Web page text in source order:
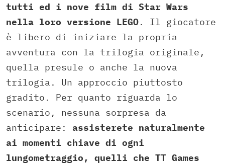
tutti ed i nove film di Star Wars
nella loro versione LEGO. Il giocatore
è libero di iniziare la propria
avventura con la trilogia originale,
quella presule o anche la nuova
trilogia. Un approccio piuttosto
gradito. Per quanto riguarda lo
scenario, nessuna sorpresa da
anticipare: assisterete naturalmente
ai momenti chiave di ogni
lungometraggio, quelli che TT Games